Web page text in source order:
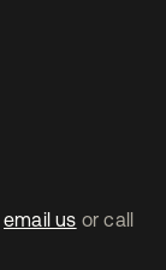
email us or call